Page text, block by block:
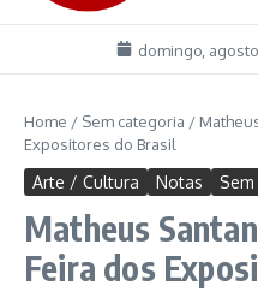
domingo,
Home / Sem categoria /
Expositores do Brasil
Arte / Cultura Notas
Matheus
Feira dos